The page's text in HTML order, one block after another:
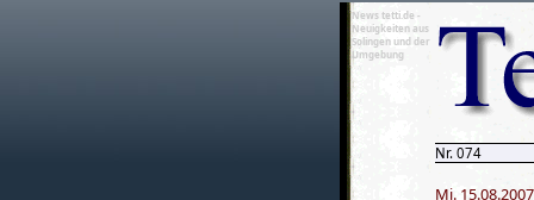
News tetti.de -
Neuigkeiten aus
Solingen und der
Umgebung
Nr. 074
Mi. 15.08.2007